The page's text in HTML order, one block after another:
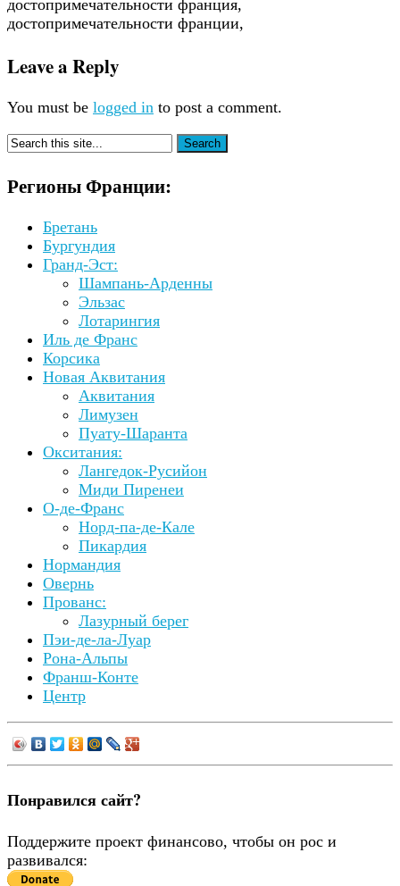
Leave a Reply
You must be logged in to post a comment.
Регионы Франции:
Бретань
Бургундия
Гранд-Эст:
Шампань-Арденны
Эльзас
Лотарингия
Иль де Франс
Корсика
Новая Аквитания
Аквитания
Лимузен
Пуату-Шаранта
Окситания:
Лангедок-Русийон
Миди Пиренеи
О-де-Франс
Норд-па-де-Кале
Пикардия
Нормандия
Овернь
Прованс:
Лазурный берег
Пэи-де-ла-Луар
Рона-Альпы
Франш-Конте
Центр
Понравился сайт?
Поддержите проект финансово, чтобы он рос и
развивался: